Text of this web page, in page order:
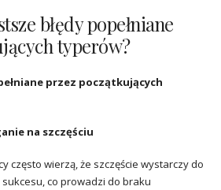
błędy popełniane
typerów?
przez początkujących
na szczęściu
często wierzą, że szczęście wystarczy do
sukcesu, co prowadzi do braku